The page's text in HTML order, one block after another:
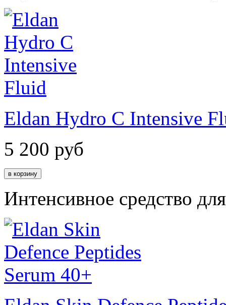
Eldan Hydro C Intensive
5 200 руб
Интенсивное средство